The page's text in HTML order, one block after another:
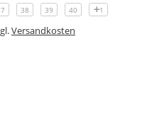
38 39 40 1
Versandkosten